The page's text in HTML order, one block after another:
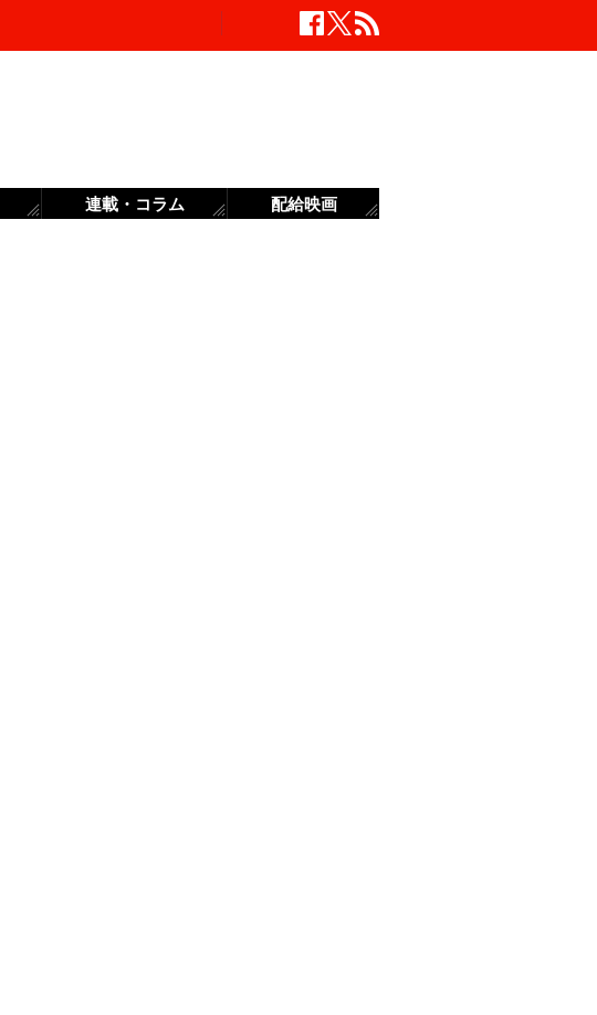
連載・コラム 配給映画